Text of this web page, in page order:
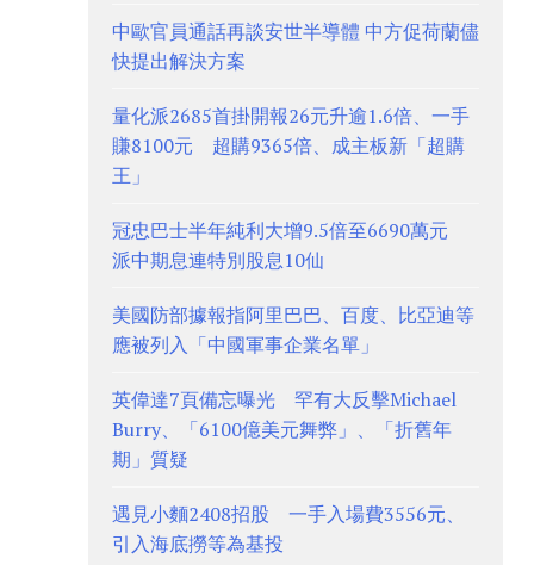
中歐官員通話再談安世半導體 中方促荷蘭儘
快提出解決方案
量化派2685首掛開報26元升逾1.6倍、一手
賺8100元 超購9365倍、成主板新「超購
王」
冠忠巴士半年純利大增9.5倍至6690萬元
派中期息連特別股息10仙
美國防部據報指阿里巴巴、百度、比亞迪等
應被列入「中國軍事企業名單」
英偉達7頁備忘曝光 罕有大反擊Michael
Burry、「6100億美元舞弊」、「折舊年
期」質疑
遇見小麵2408招股 一手入場費3556元、
引入海底撈等為基投